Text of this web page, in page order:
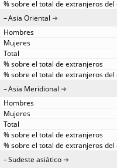
Asia Oriental
Asia Meridional
Sudeste asiático